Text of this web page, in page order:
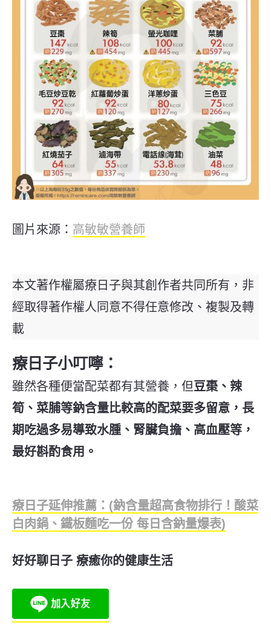
圖片來源： 高敏敏營養師
本文著作權屬療日子與其創作者共同所有，非
經取得著作權人同意不得任意修改、複製及轉
載
療日子小叮嚀：
雖然各種便當配菜都有其營養，但豆棗、辣
筍、菜脯等鈉含量比較高的配菜要多留意，長
期吃過多易導致水腫、腎臟負擔、高血壓等，
最好斟酌食用。
療日子延伸推薦：(鈉含量超高食物排行！酸菜
白肉鍋、鐵板麵吃一份 每日含鈉量爆表)
好好聊日子 療癒你的健康生活